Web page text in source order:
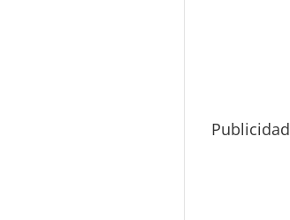
Publicidad